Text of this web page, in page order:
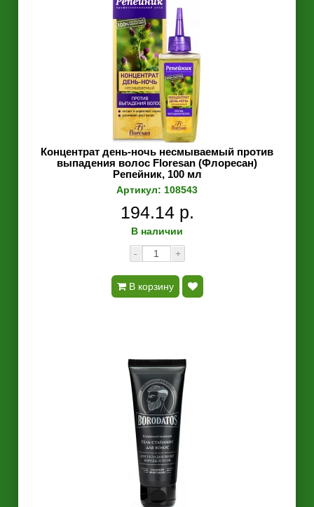
Концентрат день-ночь несмываемый против
выпадения волос Floresan (Флоресан)
Репейник, 100 мл
Артикул: 108543
194.14 р.
В наличии
-
+
В корзину